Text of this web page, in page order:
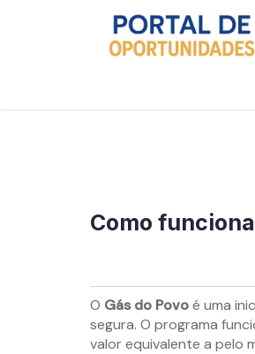
Como
O Gás do Povoé uma
segura. O programa
valor equivalente a pelo